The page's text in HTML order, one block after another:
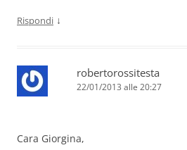
Rispondi ↓
robertorossitesta
22/01/2013 alle 20:27
Cara Giorgina,